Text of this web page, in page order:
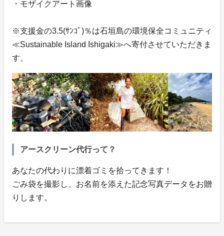
・モザイクアート画像
※支援金の3.5(ｻﾝｺﾞ)％は石垣島の環境保全コミュニティ
≪Sustainable Island Ishigaki≫へ寄付させていただきま
す。
アースクリーン代行って？
あなたの代わりに漂着ゴミを拾ってきます！
ごみ袋を撮影し、お名前を添えた記念写真データをお贈
りします。